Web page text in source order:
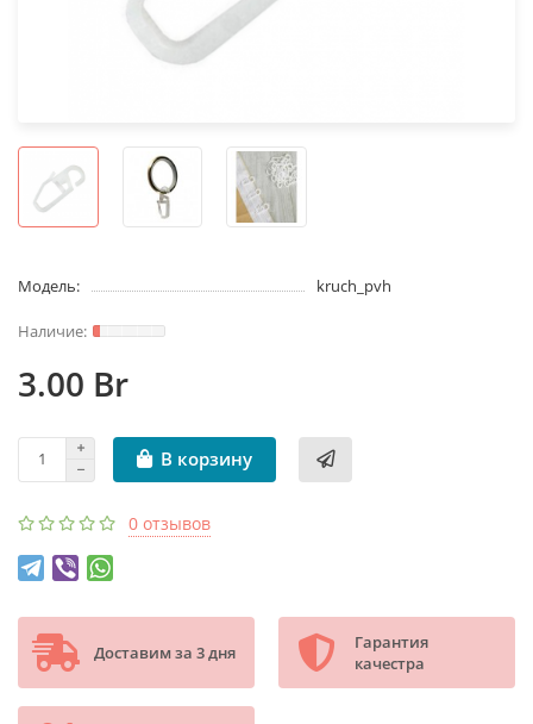
Модель: kruch_pvh
3.00 Br
В корзину
0 отзывов
Доставим за 3 дня
Гарантия
качестра